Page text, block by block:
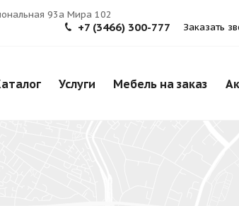
93а Мира 102
+7 (3466) 300-777 Заказать
Услуги Мебель на заказ